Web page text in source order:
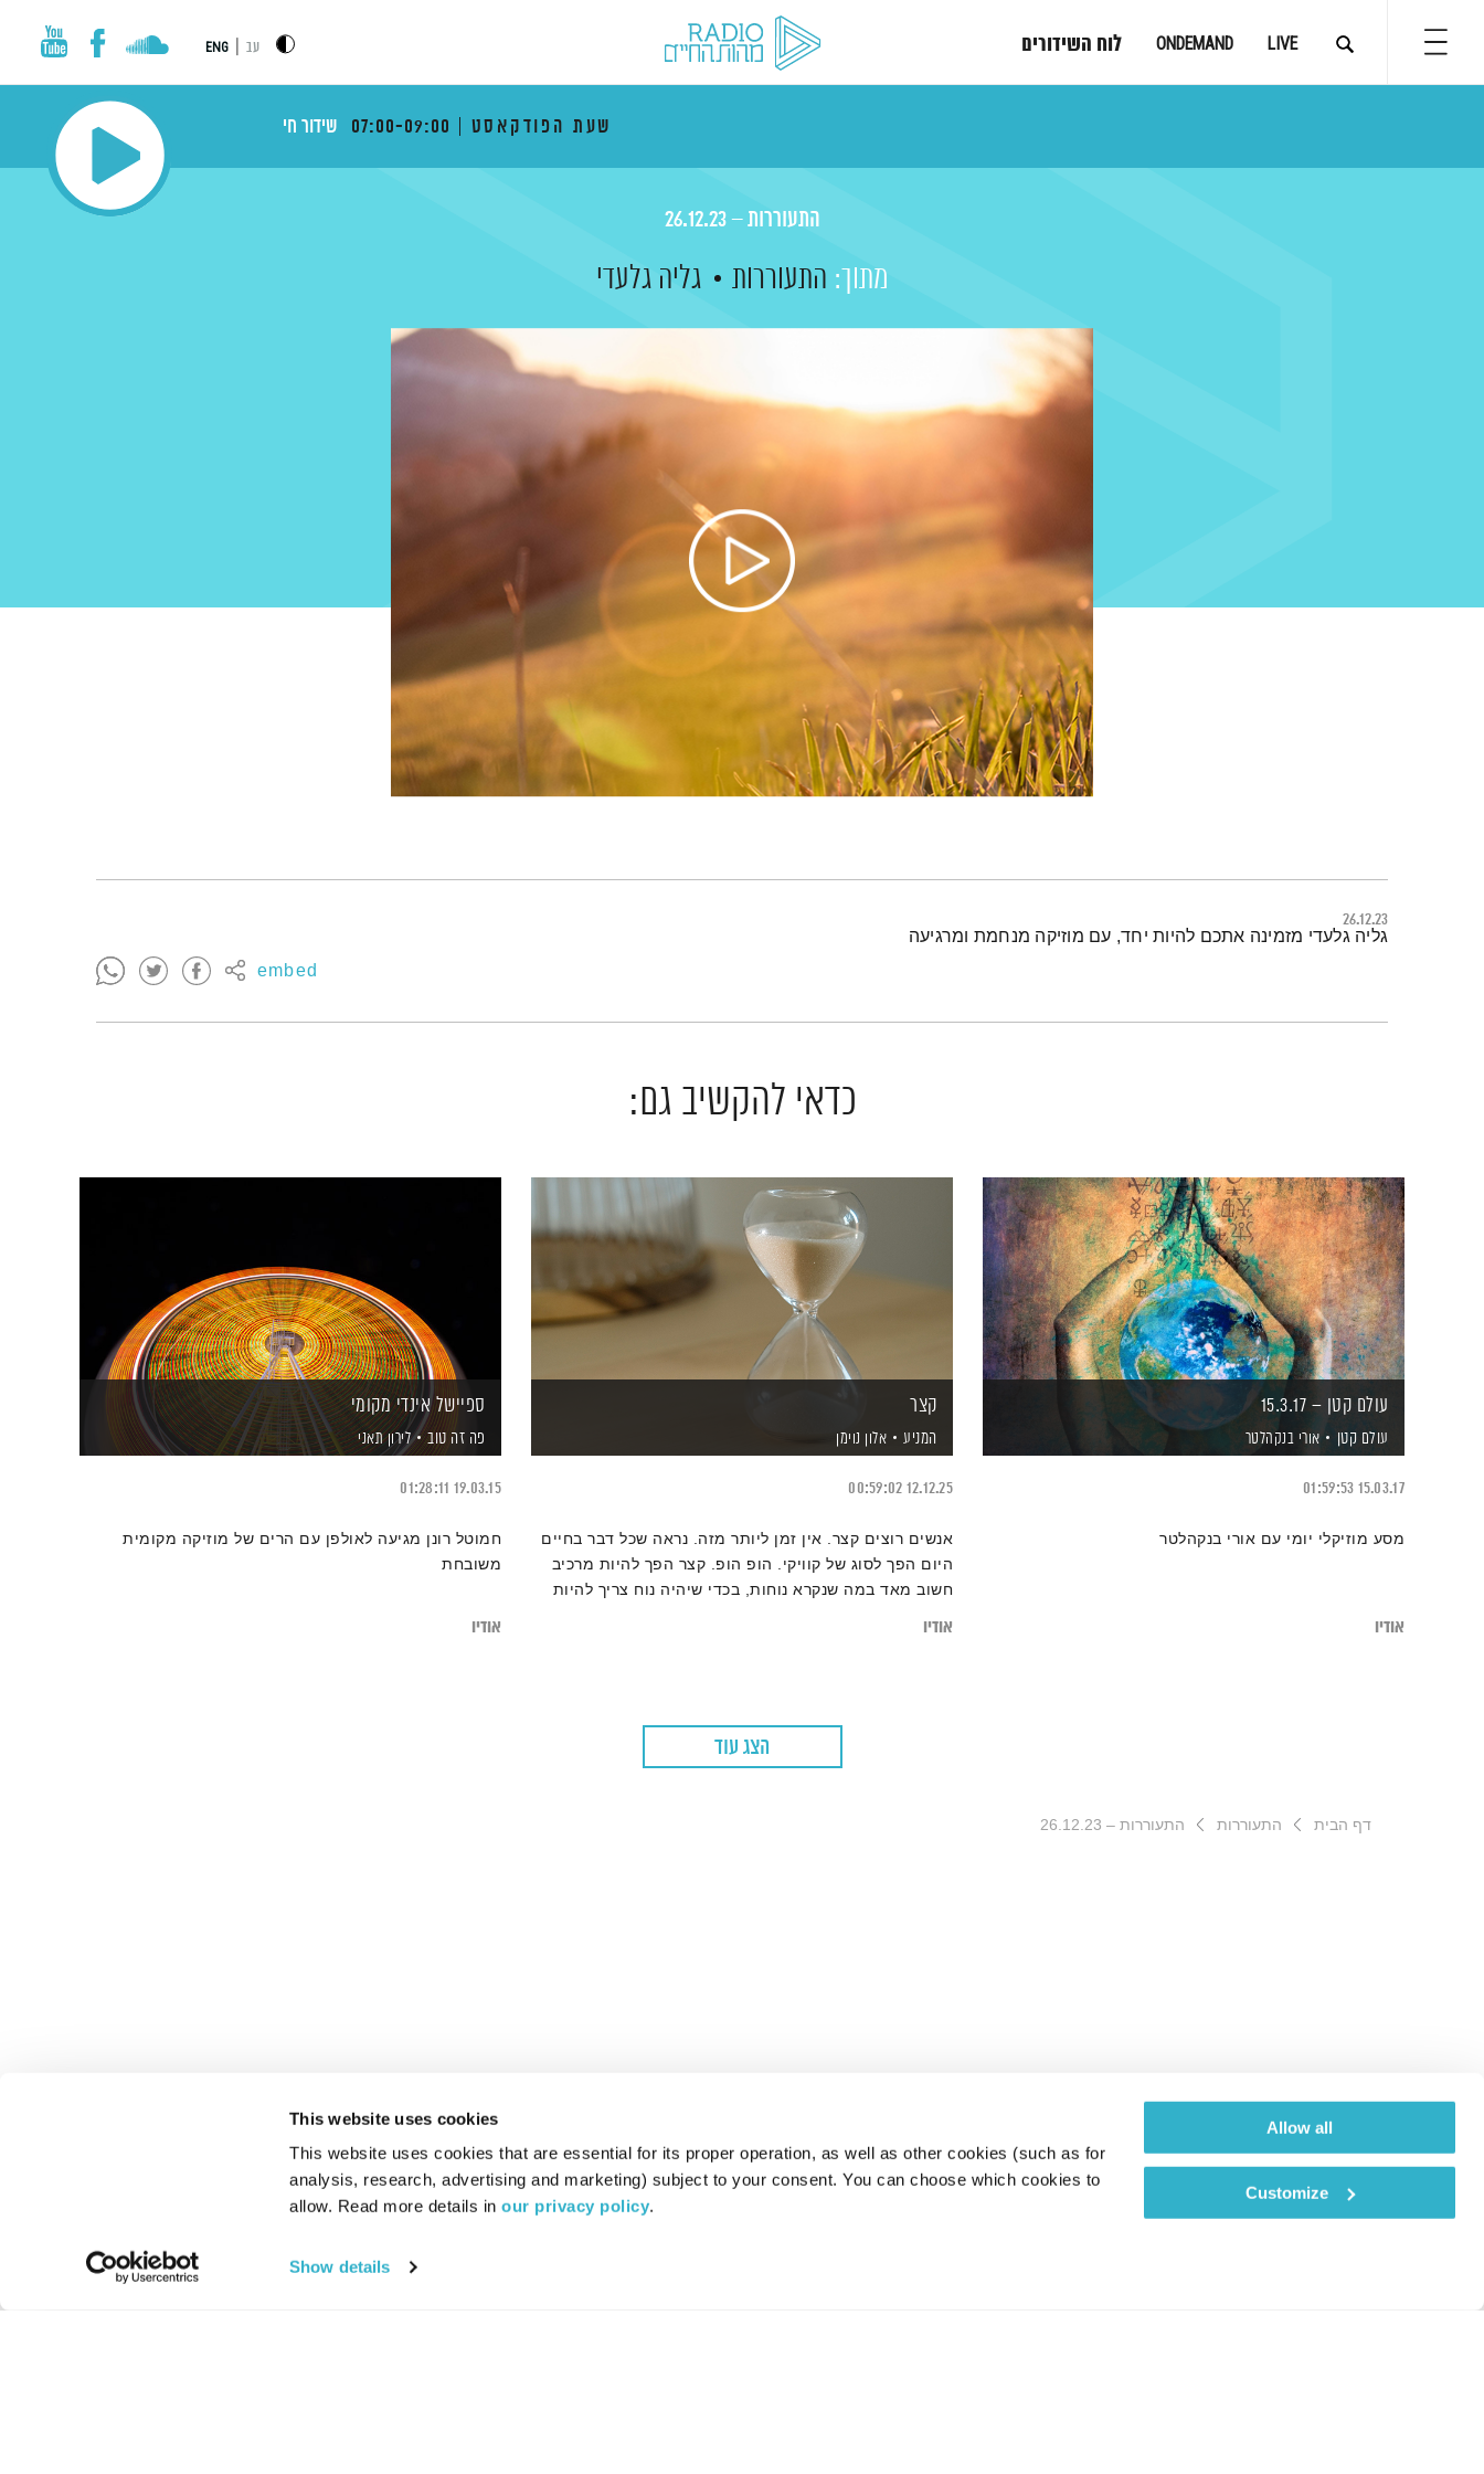
This website uses cookies
This website uses cookies that are essential for its proper operation, as well as other cookies (such as for
analysis, research, advertising and marketing) subject to your consent. You can choose which cookies to
allow. Read more details in our privacy policy.
Show details
Allow all
Customize
LIVE
ONDEMAND לוח השידורים עב ENG
שעת הפודקאסט 07:00-09:00 שידור חי
התעוררות – 26.12.23
מתוך: התעוררות גליה גלעדי
26.12.23
embed
תמצית הפודקאסט
גליה גלעדי מזמינה אתכם להיות יחד, עם מוזיקה מנחמת ומרגיעה
כדאי להקשיב גם:
עולם קטן – 15.3.17
עולם קטן אורי בנקהלטר
15.03.17
01:59:53
מסע מוזיקלי יומי עם אורי בנקהלטר
אודיו
קצר
המניע אלון נוימן
12.12.25
00:59:02
אנשים רוצים קצר. אין זמן ליותר מזה. נראה שכל דבר בחיים
היום הפך לסוג של קוויקי. הופ הופ. קצר הפך להיות מרכיב
חשוב מאד במה שנקרא נוחות, בכדי שיהיה נוח צריך להיות
אודיו
ספיישל אינדי מקומי
פה זה טוב לירון תאני
19.03.15
01:28:11
חמוטל רונן מגיעה לאולפן עם הרים של מוזיקה מקומית
משובחת
אודיו
הצג עוד
דף הבית התעוררות התעוררות – 26.12.23